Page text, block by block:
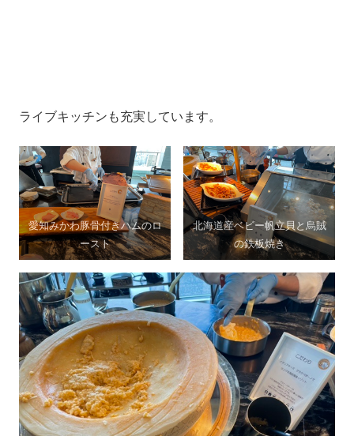
ライブキッチンも充実しています。
愛知みかわ豚骨付きハムのロ
ースト
北海道産ベビー帆立貝と烏賊
の鉄板焼き